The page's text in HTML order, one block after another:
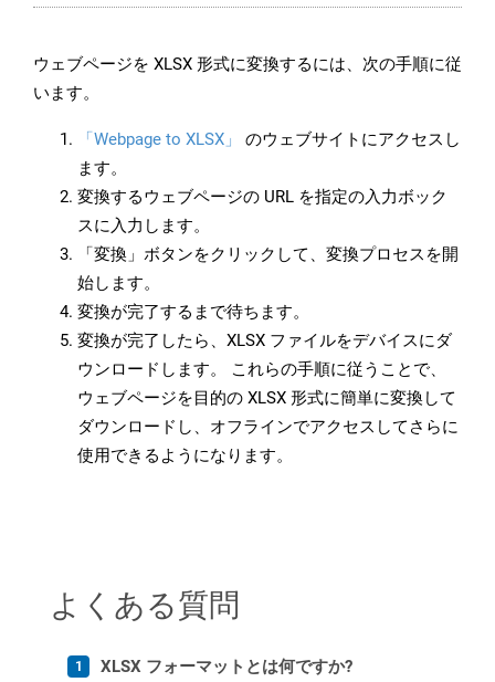
ウェブページを XLSX 形式に変換するには、次の手順に従
います。
「Webpage to XLSX」
のウェブサイトにアクセスし
ます。
変換するウェブページの URL を指定の入力ボック
スに入力します。
「変換」ボタンをクリックして、変換プロセスを開
始します。
変換が完了するまで待ちます。
変換が完了したら、XLSX ファイルをデバイスにダ
ウンロードします。 これらの手順に従うことで、
ウェブページを目的の XLSX 形式に簡単に変換して
ダウンロードし、オフラインでアクセスしてさらに
使用できるようになります。
よくある質問
XLSX フォーマットとは何ですか?